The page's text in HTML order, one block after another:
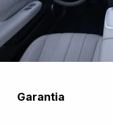
Garantia